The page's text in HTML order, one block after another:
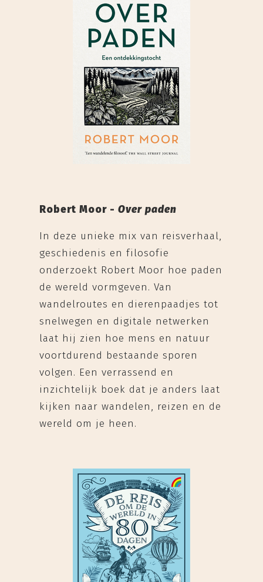
Robert Moor -Over paden
In deze unieke mix van reisverhaal,
geschiedenis en filosofie
onderzoekt Robert Moor hoe paden
de wereld vormgeven. Van
wandelroutes en dierenpaadjes tot
snelwegen en digitale netwerken
laat hij zien hoe mens en natuur
voortdurend bestaande sporen
volgen. Een verrassend en
inzichtelijk boek dat je anders laat
kijken naar wandelen, reizen en de
wereld om je heen.